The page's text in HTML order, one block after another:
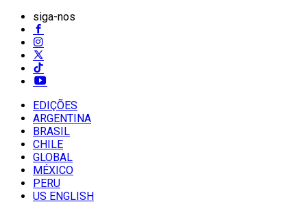
siga-nos
EDIÇÕES
ARGENTINA
BRASIL
CHILE
GLOBAL
MÉXICO
PERU
US ENGLISH